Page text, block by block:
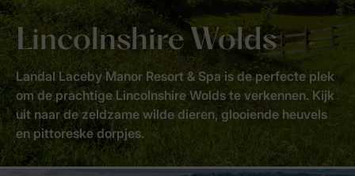
Lincolnshire Wolds
Landal Laceby Manor Resort & Spa is de perfecte plek
om de prachtige Lincolnshire Wolds te verkennen. Kijk
uit naar de zeldzame wilde dieren, glooiende heuvels
en pittoreske dorpjes.